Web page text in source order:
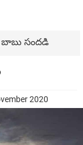
సందడి
2020